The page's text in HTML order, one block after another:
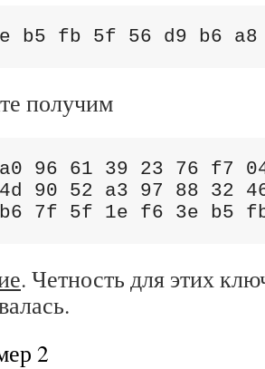
b5 fb 5f 56 d9 b6
получим
96 61 39 23 76 f7
90 52 a3 97 88 32
7f 5f 1e f6 3e b5
. Четность для этих
2